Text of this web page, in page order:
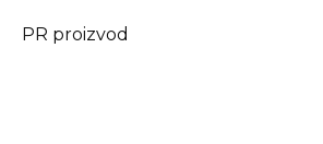
PR proizvod